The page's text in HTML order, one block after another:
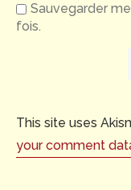
Sauvegarder
fois.
This site uses
your comment